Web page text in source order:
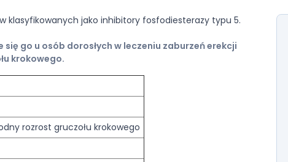
klasyfikowanych jako inhibitory fosfodiesterazy typu 5.
go u osób dorosłych w leczeniu zaburzeń erekcji
krokowego.
rozrost gruczołu krokowego